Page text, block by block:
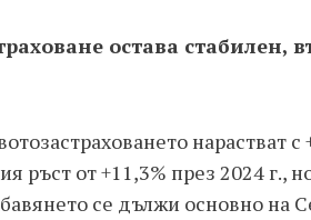
остава стабилен,
нарастват с
ръст от +11,3% през 2024 г.,
се дължи основно на